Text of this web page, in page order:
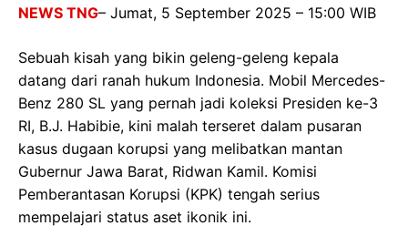
NEWS TNG– Jumat, 5 September 2025 – 15:00 WIB
Sebuah kisah yang bikin geleng-geleng kepala
datang dari ranah hukum Indonesia. Mobil Mercedes-
Benz 280 SL yang pernah jadi koleksi Presiden ke-3
RI, B.J. Habibie, kini malah terseret dalam pusaran
kasus dugaan korupsi yang melibatkan mantan
Gubernur Jawa Barat, Ridwan Kamil. Komisi
Pemberantasan Korupsi (KPK) tengah serius
mempelajari status aset ikonik ini.